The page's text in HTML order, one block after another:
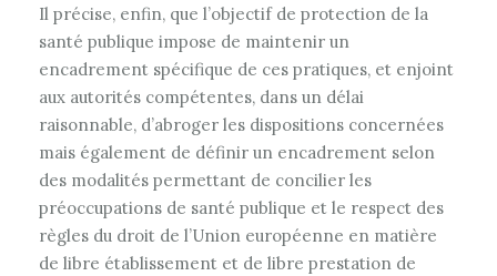
Il précise, enfin, que l’objectif de protection de la
santé publique impose de maintenir un
encadrement spécifique de ces pratiques, et enjoint
aux autorités compétentes, dans un délai
raisonnable, d’abroger les dispositions concernées
mais également de définir un encadrement selon
des modalités permettant de concilier les
préoccupations de santé publique et le respect des
règles du droit de l’Union européenne en matière
de libre établissement et de libre prestation de